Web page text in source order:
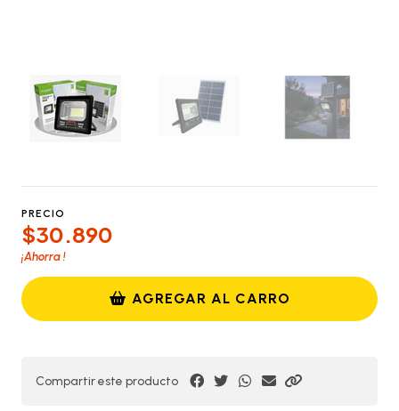
PRECIO
$30.890
¡Ahorra!
AGREGAR AL CARRO
Compartir este producto